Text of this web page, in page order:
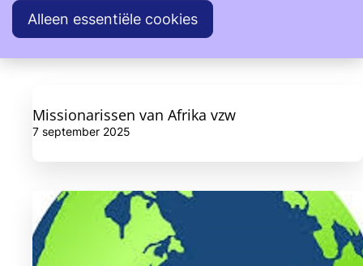
rijksregisternummer/ Naam+voornaam
Missionarissen van Afrika vzw
7 september 2025
Alleen essentiële cookies